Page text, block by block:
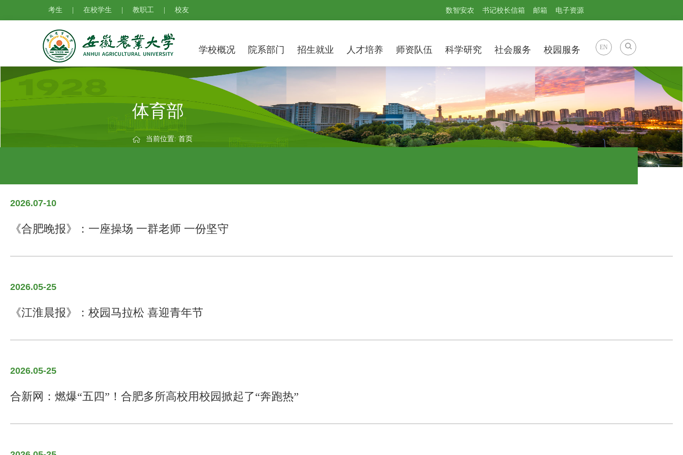
考生 在校学生 教职工 校友 数智安农 书记校长信箱 邮箱 电子资源
学校概况 院系部门 招生就业 人才培养 师资队伍 科学研究 社会服务 校园服务 EN
体育部
当前位置: 首页
2026.07-10
《合肥晚报》：一座操场 一群老师 一份坚守
2026.05-25
《江淮晨报》：校园马拉松 喜迎青年节
2026.05-25
合新网：燃爆“五四”！合肥多所高校用校园掀起了“奔跑热”